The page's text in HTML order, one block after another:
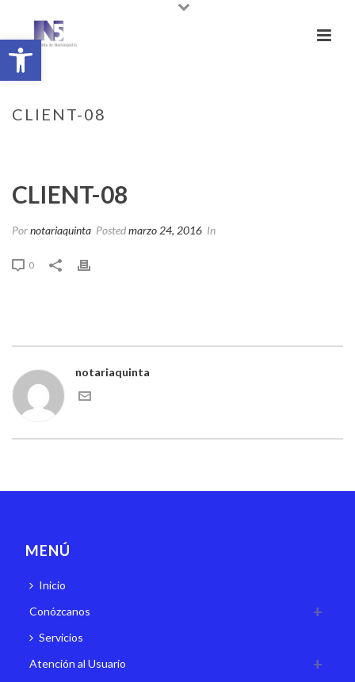
Abrir barra de herramientas
CLIENT-08
CLIENT-08
Pornotariaquinta Postedmarzo 24, 2016 In
0
notariaquinta
MENÚ
Inicio
Conózcanos
Servicios
Atención al Usuario